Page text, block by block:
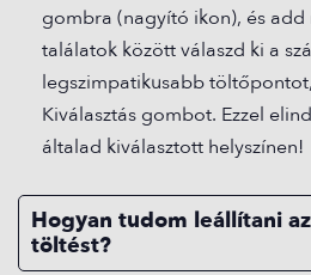
gombra (nagyító ikon), és
találatok között válaszd ki a
legszimpatikusabb
Kiválasztás gombot. Ezzel
általad kiválasztott helyszínen!
Hogyan tudom leállítani
töltést?